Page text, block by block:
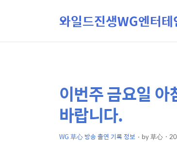
와일드진생WG엔터
상
컨
텐
본
문
제
이번주 금요일
바랍니다.
WG 草心 방송 출연 기록 정보 by草心